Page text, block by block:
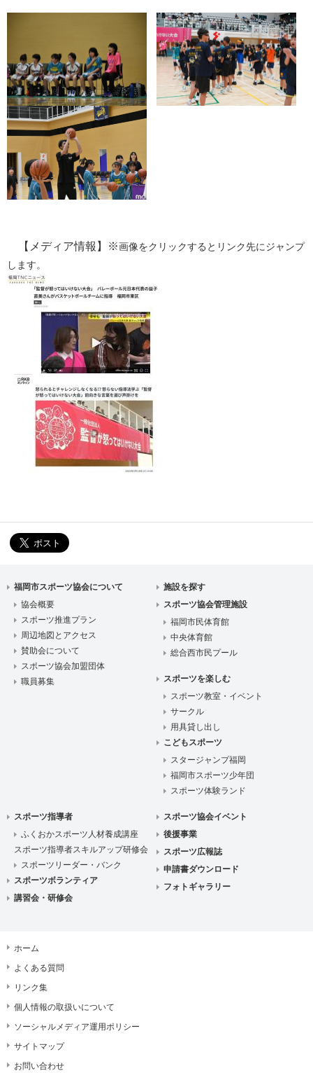
【メディア情報】※画像をクリックするとリンク先にジャンプ
します。
福岡市スポーツ協会について
協会概要
スポーツ推進プラン
周辺地図とアクセス
賛助会について
スポーツ協会加盟団体
職員募集
施設を探す
スポーツ協会管理施設
福岡市民体育館
中央体育館
総合西市民プール
スポーツを楽しむ
スポーツ教室・イベント
サークル
用具貸し出し
こどもスポーツ
スタージャンプ福岡
福岡市スポーツ少年団
スポーツ体験ランド
スポーツ指導者
ふくおかスポーツ人材養成講座
スポーツ指導者スキルアップ研修会
スポーツリーダー・バンク
スポーツボランティア
講習会・研修会
スポーツ協会イベント
後援事業
スポーツ広報誌
申請書ダウンロード
フォトギャラリー
ホーム
よくある質問
リンク集
個人情報の取扱いについて
ソーシャルメディア運用ポリシー
サイトマップ
お問い合わせ